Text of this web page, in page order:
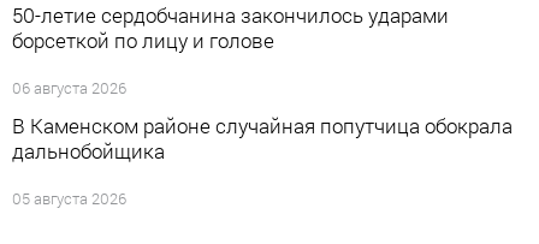
50-летие сердобчанина закончилось ударами
борсеткой по лицу и голове
06 августа 2026
В Каменском районе случайная попутчица обокрала
дальнобойщика
05 августа 2026